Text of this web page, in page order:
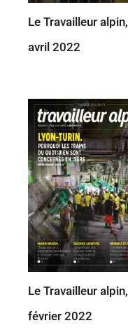
Le Travailleur alpin,
avril 2022
Le Travailleur alpin,
février 2022